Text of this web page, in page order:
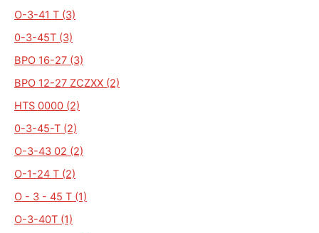
O-3-41 T (3)
0-3-45T (3)
BPO 16-27 (3)
BPO 12-27 ZCZXX (2)
HTS 0000 (2)
0-3-45-T (2)
O-3-43 02 (2)
O-1-24 T (2)
O - 3 - 45 T (1)
O-3-40T (1)